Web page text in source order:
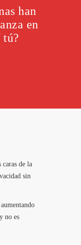
han
en
tú?
de la
sin
no es